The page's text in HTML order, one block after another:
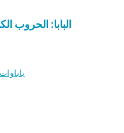
البابا: الحروب
باباوات